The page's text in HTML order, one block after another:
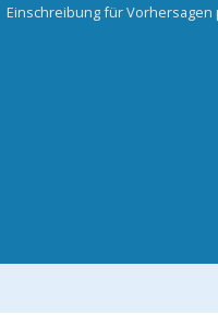
Einschreibung für Vorhersagen